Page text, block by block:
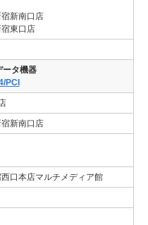
新南口店
東口店
ータ機器
PCI
新南口店
口本店マルチメディア館